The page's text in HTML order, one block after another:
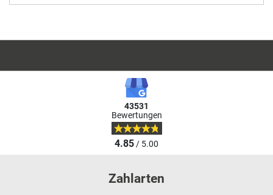
43531
Bewertungen
4.85/ 5.00
Zahlarten